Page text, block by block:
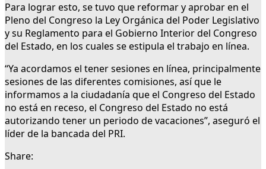
Para lograr esto, se tuvo que reformar y aprobar en el
Pleno del Congreso la Ley Orgánica del Poder Legislativo
y su Reglamento para el Gobierno Interior del Congreso
del Estado, en los cuales se estipula el trabajo en línea.
“Ya acordamos el tener sesiones en línea, principalmente
sesiones de las diferentes comisiones, así que le
informamos a la ciudadanía que el Congreso del Estado
no está en receso, el Congreso del Estado no está
autorizando tener un periodo de vacaciones”, aseguró el
líder de la bancada del PRI.
Share: